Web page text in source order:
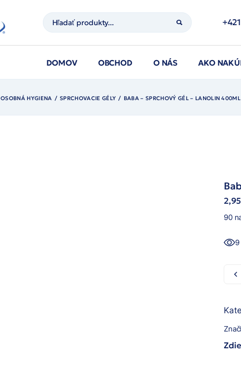
Hľadať
DOMOV OBCHOD O NÁS AKO
OSOBNÁ HYGIENA SPRCHOVACIE GÉLY BABA – SPRCHOVÝ GÉL – LANOLIN 400ML
90